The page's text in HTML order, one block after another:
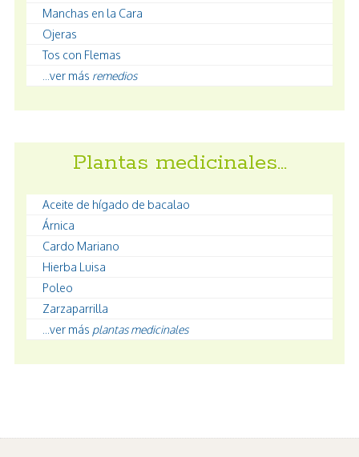
Manchas en la Cara
Ojeras
Tos con Flemas
...ver más remedios
Plantas medicinales…
Aceite de hígado de bacalao
Árnica
Cardo Mariano
Hierba Luisa
Poleo
Zarzaparrilla
...ver más plantas medicinales